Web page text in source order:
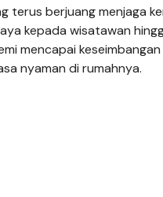
terus berjuang menjaga
kepada wisatawan
mencapai
nyaman di rumahnya.